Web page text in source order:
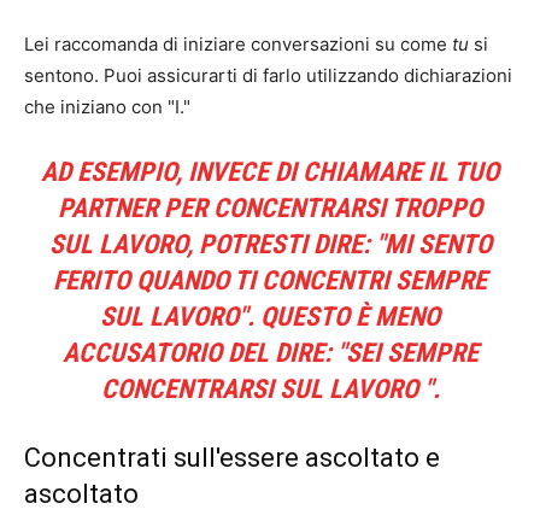
Lei raccomanda di iniziare conversazioni su come tu si
sentono. Puoi assicurarti di farlo utilizzando dichiarazioni
che iniziano con "I."
AD ESEMPIO, INVECE DI CHIAMARE IL TUO
PARTNER PER CONCENTRARSI TROPPO
SUL LAVORO, POTRESTI DIRE: "MI SENTO
FERITO QUANDO TI CONCENTRI SEMPRE
SUL LAVORO". QUESTO È MENO
ACCUSATORIO DEL DIRE: "SEISEMPRE
CONCENTRARSI SUL LAVORO ".
Concentrati sull'essere ascoltato e
ascoltato